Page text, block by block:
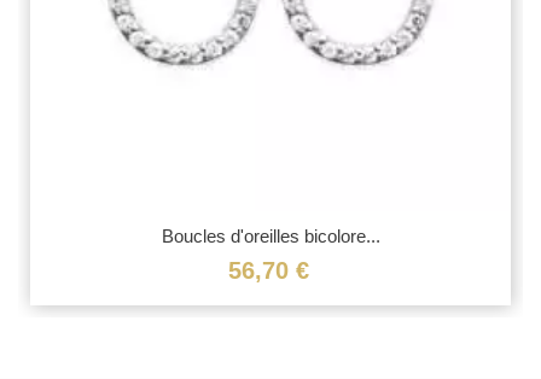
Boucles d'oreilles bicolore...
56,70 €